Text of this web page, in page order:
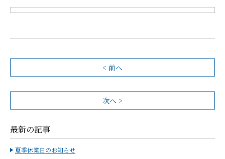
< 前へ
次へ >
最新の記事
夏季休業日のお知らせ